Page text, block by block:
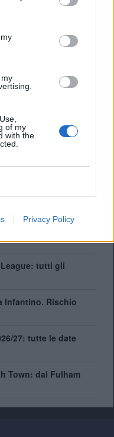
of my
with the
Privacy Policy
Si vola anche a nord
un vero successo.
una squadra
e che invece sta
all’esordio in panchina.
il suo Bournemouth in
di un grande percorso,
è una grande storia,
arrivato ad Old Trafford
di stagione. Carrick
centrando l’obiettivo
nomination.
League: tutti gli
Infantino. Rischio
27: tutte le date
Town: dal Fulham